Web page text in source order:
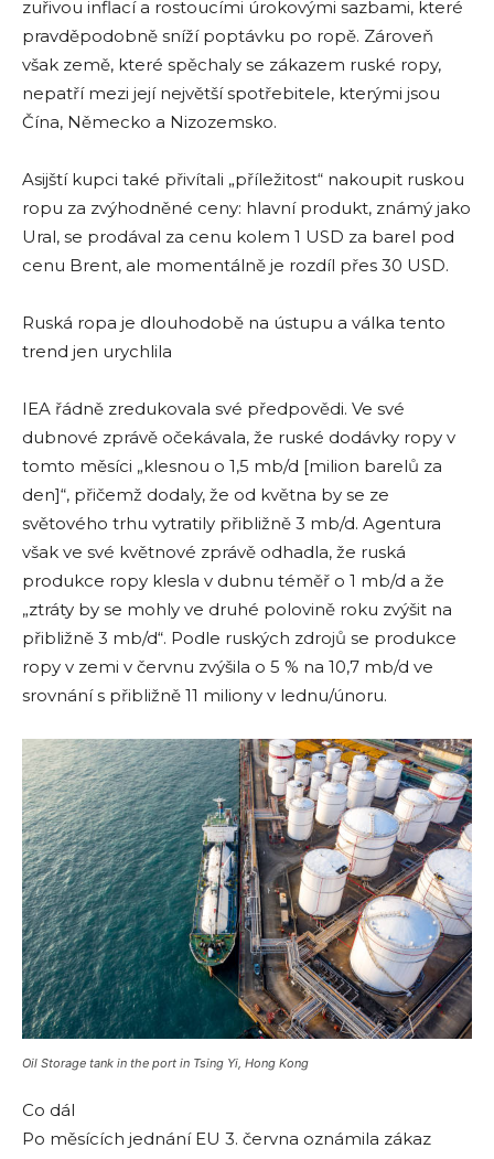
zuřivou inflací a rostoucími úrokovými sazbami, které
pravděpodobně sníží poptávku po ropě. Zároveň
však země, které spěchaly se zákazem ruské ropy,
nepatří mezi její největší spotřebitele, kterými jsou
Čína, Německo a Nizozemsko.
Asijští kupci také přivítali „příležitost“ nakoupit ruskou
ropu za zvýhodněné ceny: hlavní produkt, známý jako
Ural, se prodával za cenu kolem 1 USD za barel pod
cenu Brent, ale momentálně je rozdíl přes 30 USD.
Ruská ropa je dlouhodobě na ústupu a válka tento
trend jen urychlila
IEA řádně zredukovala své předpovědi. Ve své
dubnové zprávě očekávala, že ruské dodávky ropy v
tomto měsíci „klesnou o 1,5 mb/d [milion barelů za
den]“, přičemž dodaly, že od května by se ze
světového trhu vytratily přibližně 3 mb/d. Agentura
však ve své květnové zprávě odhadla, že ruská
produkce ropy klesla v dubnu téměř o 1 mb/d a že
„ztráty by se mohly ve druhé polovině roku zvýšit na
přibližně 3 mb/d“. Podle ruských zdrojů se produkce
ropy v zemi v červnu zvýšila o 5 % na 10,7 mb/d ve
srovnání s přibližně 11 miliony v lednu/únoru.
Oil Storage tank in the port in Tsing Yi, Hong Kong
Co dál
Po měsících jednání EU 3. června oznámila zákaz